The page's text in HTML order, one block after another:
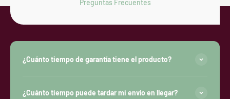
Preguntas Frecuentes
¿Cuánto tiempo de garantía tiene el producto?
¿Cuánto tiempo puede tardar mi envío en llegar?